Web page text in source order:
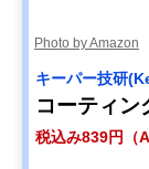
Photo by Amazon
キーパー技研
コーティン
税込み839円（